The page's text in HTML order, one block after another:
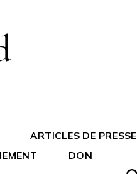
ARTICLES DE PRESSE
DON